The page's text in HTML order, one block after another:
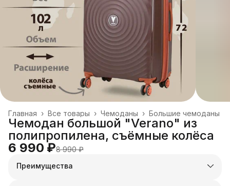
Большие чемоданы
Чемоданы ›
Все товары ›
Главная ›
Чемодан большой "Verano" из
полипропилена, съёмные колёса
6 990 ₽8 990 ₽
Преимущества
Оплата частями в Сплит